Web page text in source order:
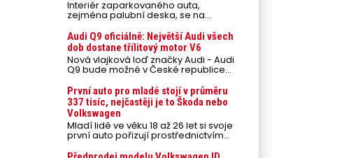
Interiér zaparkovaného auta,
zejména palubní deska, se na
přímém slunci může během letních
veder rozpálit až na 80 °C. Takové
teploty představují nebezpečí pro
odložené mobilní telefony,
powerbanky nebo notebooky. Můžou
urychlit stárnutí baterií, poškodit
případech i zvýšit riziko požáru.
Audi Q9 oficiálně: Největší Audi všech
dob dostane třílitový motor V6
Nová vlajková loď značky Audi - Audi
Q9 bude možné v České republice
objednávat od prvního srpnového
týdne 2026, kde budou oznámeny
také české ceny.
První auto pro mladé stojí v průměru
337 tisíc, nejčastěji je to Škoda nebo
Volkswagen
Mladí lidé ve věku 18 až 26 let si svoje
první auto pořizují prostřednictvím
úvěrového financování jako ojeté. Je
to tak u 93,3 % lidí, jen 6,7 % si pořídí